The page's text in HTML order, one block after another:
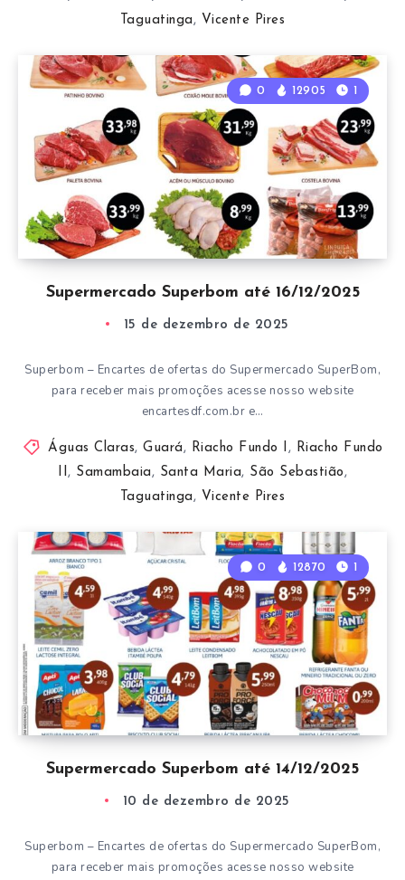
Taguatinga , Vicente Pires
Supermercado Superbom até 16/12/2025
0 12905 1
15 de dezembro de 2025
Superbom – Encartes de ofertas do Supermercado SuperBom,
para receber mais promoções acesse nosso website
encartesdf.com.br e…
Águas Claras, Guará , Riacho Fundo I , Riacho Fundo
, Samambaia , Santa Maria, São Sebastião ,
Taguatinga , Vicente Pires
Supermercado Superbom até 14/12/2025
0 12870 1
10 de dezembro de 2025
Superbom – Encartes de ofertas do Supermercado SuperBom,
para receber mais promoções acesse nosso website